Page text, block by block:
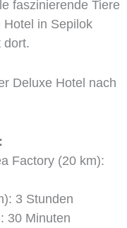
faszinierende Tiere
in Sepilok
dort.
Deluxe Hotel nach
Factory (20 km):
3 Stunden
30 Minuten